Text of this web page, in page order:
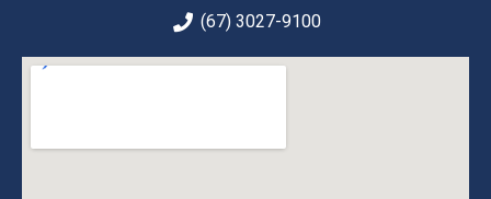
(67) 3027-9100